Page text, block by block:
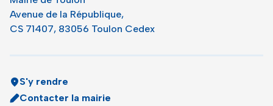
Avenue de la République,
CS 71407, 83056 Toulon Cedex
S'y rendre
Contacter la mairie